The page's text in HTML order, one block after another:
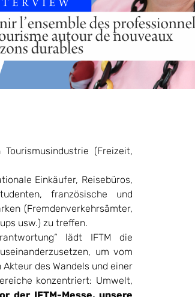
(Freizeit,
Einkäufer, Reisebüros,
französische und
(Fremdenverkehrsämter,
usw.) zu treffen.
lädt IFTM die
um vom
des Wandels und einer
konzentriert: Umwelt,